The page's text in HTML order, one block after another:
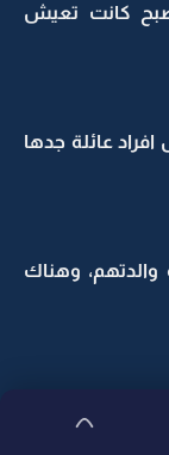
كانت تعيش
عائلة جدها
والدتهم، وهناك